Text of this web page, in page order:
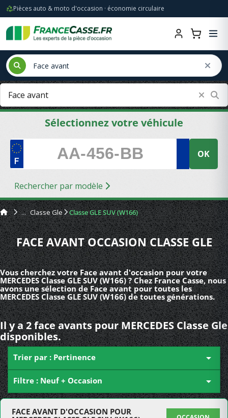
Pièces auto & moto d'occasion · économie circulaire
Sélectionnez votre véhicule
OK
Rechercher par modèle
Classe Gle Classe GLE SUV (W166)
FACE AVANT OCCASION CLASSE GLE
Vous cherchez votre Face avant d'occasion pour votre
MERCEDES Classe GLE SUV (W166) ? Chez France Casse, nous
avons une sélection de Face avant pour toutes les
MERCEDES Classe GLE SUV (W166) de toutes générations.
Il y a 2 face avants pour MERCEDES Classe Gle
disponibles.
Trier par : Pertinence 
Filtre : Neuf + Occasion 
FACE AVANT D'OCCASION POUR